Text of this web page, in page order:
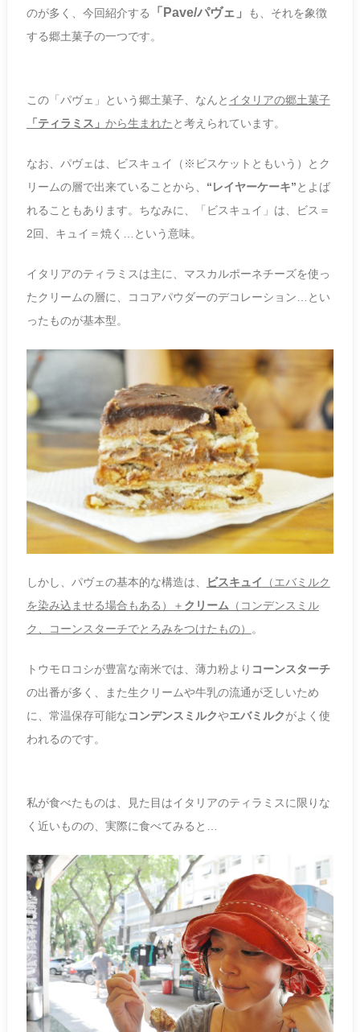
のが多く、今回紹介する
「Pave/パヴェ」
も、それを象徴
する郷土菓子の一つです。
この「パヴェ」という郷土菓子、なんと イタリアの郷土菓子
「ティラミス」 から生まれた と考えられています。
なお、パヴェは、ビスキュイ（※ビスケットともいう）とク
リームの層で出来ていることから、 “レイヤーケーキ”とよば
れることもあります。ちなみに、「ビスキュイ」は、ビス＝
2回、キュイ＝焼く…という意味。
イタリアのティラミスは主に、マスカルポーネチーズを使っ
たクリームの層に、ココアパウダーのデコレーション…とい
ったものが基本型。
しかし、パヴェの基本的な構造は、 ビスキュイ
（エバミルク
を染み込ませる場合もある）＋ クリーム（コンデンスミル
ク、コーンスターチでとろみをつけたもの） 。
トウモロコシが豊富な南米では、薄力粉より コーンスターチ
の出番が多く、また生クリームや牛乳の流通が乏しいため
に、常温保存可能なコンデンスミルクやエバミルクがよく使
われるのです。
私が食べたものは、見た目はイタリアのティラミスに限りな
く近いものの、実際に食べてみると…